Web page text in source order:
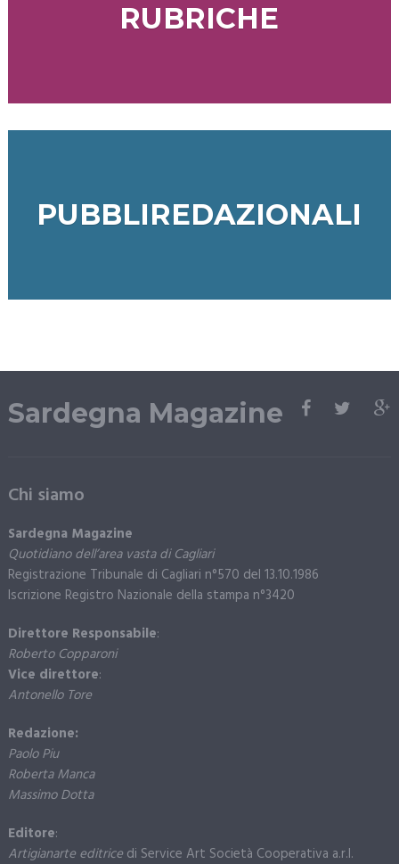
RUBRICHE
PUBBLIREDAZIONALI
Sardegna Magazine
Chi siamo
Sardegna Magazine
Quotidiano dell’area vasta di Cagliari
Registrazione Tribunale di Cagliari n°570 del 13.10.1986
Iscrizione Registro Nazionale della stampa n°3420
Direttore Responsabile:
Roberto Copparoni
Vice direttore:
Antonello Tore
Redazione:
Paolo Piu
Roberta Manca
Massimo Dotta
Editore:
Artigianarte editricedi Service Art Società Cooperativa a.r.l.